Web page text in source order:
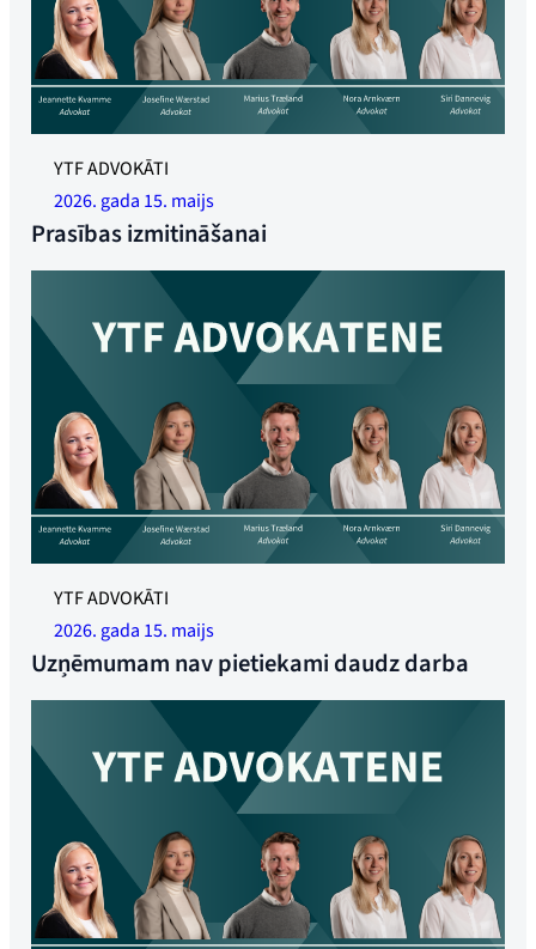
YTF ADVOKĀTI
2026. gada 15. maijs
Prasības izmitināšanai
YTF ADVOKĀTI
2026. gada 15. maijs
Uzņēmumam nav pietiekami daudz darba